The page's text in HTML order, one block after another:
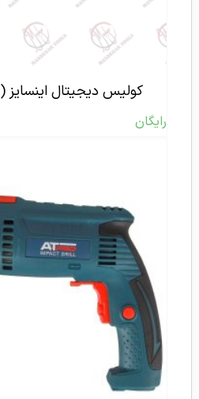
کولیس دیجیتال اینسایز ( ۱۵۰-۱۱۰۸ )
رایگان